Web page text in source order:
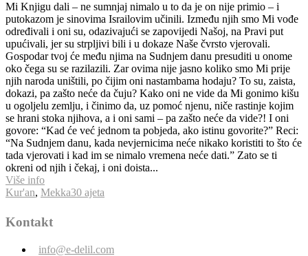
Mi Knjigu dali – ne sumnjaj nimalo u to da je on nije primio – i
putokazom je sinovima Israilovim učinili. Između njih smo Mi vođe
određivali i oni su, odazivajući se zapovijedi Našoj, na Pravi put
upućivali, jer su strpljivi bili i u dokaze Naše čvrsto vjerovali.
Gospodar tvoj će među njima na Sudnjem danu presuditi u onome
oko čega su se razilazili. Zar ovima nije jasno koliko smo Mi prije
njih naroda uništili, po čijim oni nastambama hodaju? To su, zaista,
dokazi, pa zašto neće da čuju? Kako oni ne vide da Mi gonimo kišu
u ogoljelu zemlju, i činimo da, uz pomoć njenu, niče rastinje kojim
se hrani stoka njihova, a i oni sami – pa zašto neće da vide?! I oni
govore: “Kad će već jednom ta pobjeda, ako istinu govorite?” Reci:
“Na Sudnjem danu, kada nevjernicima neće nikako koristiti to što će
tada vjerovati i kad im se nimalo vremena neće dati.” Zato se ti
okreni od njih i čekaj, i oni doista...
Više info
Kur'an, Mekka30 ajeta
Kontakt
info@e-delil.com